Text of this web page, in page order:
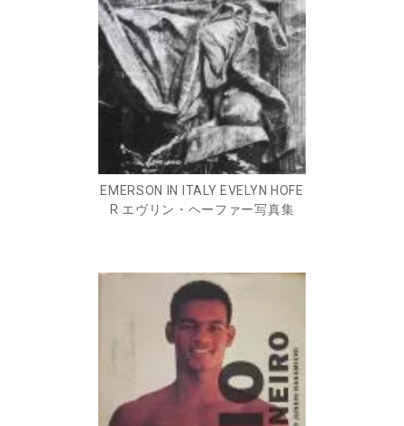
EMERSON IN ITALY EVELYN HOFE
R エヴリン・ヘーファー写真集